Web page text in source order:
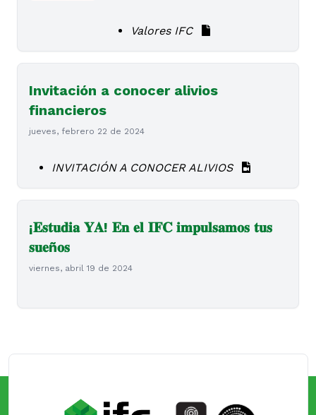
Valores IFC
Invitación a conocer alivios
financieros
jueves, febrero 22 de 2024
INVITACIÓN A CONOCER ALIVIOS
¡𝐄𝐬𝐭𝐮𝐝𝐢𝐚 𝐘𝐀! 𝐄𝐧 𝐞𝐥 𝐈𝐅𝐂 𝐢𝐦𝐩𝐮𝐥𝐬𝐚𝐦𝐨𝐬 𝐭𝐮𝐬
𝐬𝐮𝐞ñ𝐨𝐬
viernes, abril 19 de 2024